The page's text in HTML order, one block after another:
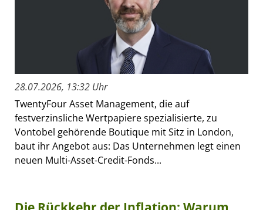
28.07.2026, 13:32 Uhr
TwentyFour Asset Management, die auf
festverzinsliche Wertpapiere spezialisierte, zu
Vontobel gehörende Boutique mit Sitz in London,
baut ihr Angebot aus: Das Unternehmen legt einen
neuen Multi-Asset-Credit-Fonds...